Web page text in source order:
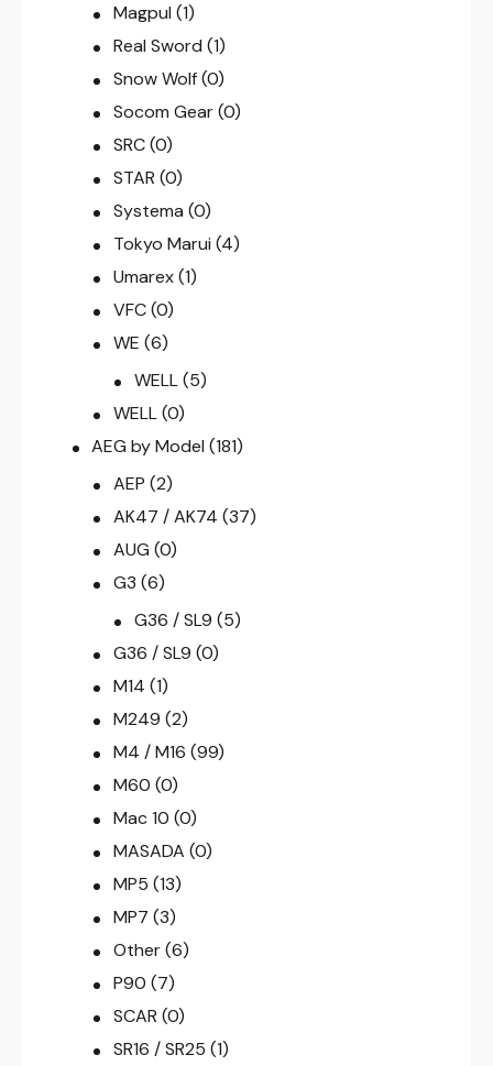
Magpul (1)
Real Sword (1)
Snow Wolf (0)
Socom Gear (0)
SRC (0)
STAR (0)
Systema (0)
Tokyo Marui (4)
Umarex (1)
VFC (0)
WE (6)
WELL (5)
WELL (0)
AEG by Model (181)
AEP (2)
AK47 / AK74 (37)
AUG (0)
G3 (6)
G36 / SL9 (5)
G36 / SL9 (0)
M14 (1)
M249 (2)
M4 / M16 (99)
M60 (0)
Mac 10 (0)
MASADA (0)
MP5 (13)
MP7 (3)
Other (6)
P90 (7)
SCAR (0)
SR16 / SR25 (1)